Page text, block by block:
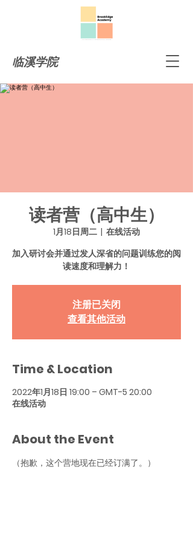
临溪学院
读者营（高中生）
1月18日周二
  |
在线活动
加入研讨会并通过发人深省的问题训练您的阅
读速度和理解力！
注册已关闭
查看其他活动
Time & Location
2022年1月18日 19:00 – GMT-5 20:00
在线活动
About the Event
（抱歉，这个营地现在已经订满了。）